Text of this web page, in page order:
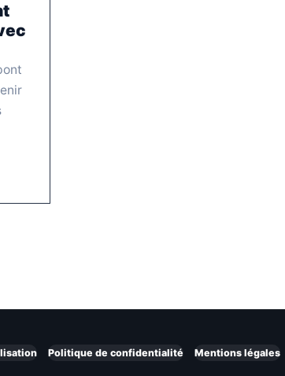
Politique de confidentialité Mentions légales